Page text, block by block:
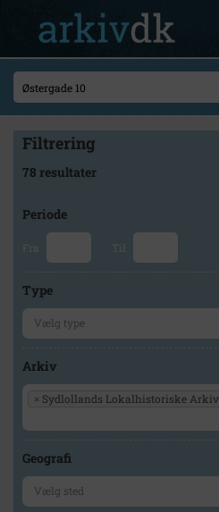
Filtrering
78 resultater
Periode
Fra Til
Type
Arkiv
× Sydlollands Lokalhistoriske Arkiv
Geografi